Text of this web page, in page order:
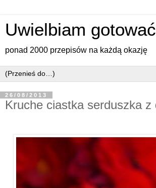
Uwielbiam gotować
ponad 2000 przepisów na każdą okazję
26/08/2013
Kruche ciastka serduszka z